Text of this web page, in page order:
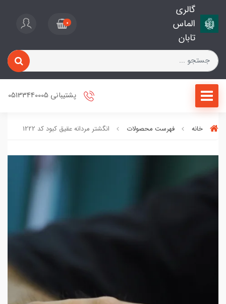
گالری
الماس
تابان
0
پشتیبانی 05133440005
خانه فهرست محصولات انگشتر مردانه عقیق کبود کد 1222